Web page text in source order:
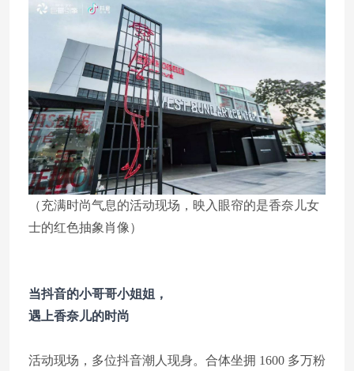
（充满时尚气息的活动现场，映入眼帘的是香奈儿女
士的红色抽象肖像）
当抖音的小哥哥小姐姐，
遇上香奈儿的时尚
活动现场，多位抖音潮人现身。合体坐拥 1600 多万粉